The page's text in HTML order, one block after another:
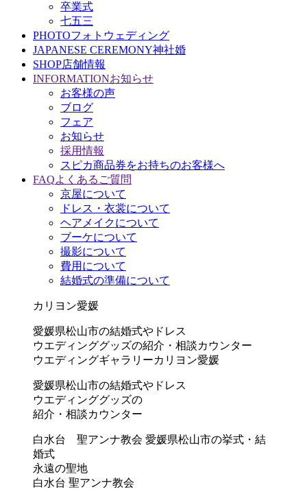
卒業式
七五三
PHOTOフォトウェディング
JAPANESE CEREMONY神社婚
SHOP店舗情報
INFORMATIONお知らせ
お客様の声
ブログ
フェア
お知らせ
採用情報
スピカ商品券をお持ちのお客様へ
FAQよくあるご質問
京屋について
ドレス・衣裳について
ヘアメイクについて
ブーケについて
撮影について
費用について
結婚式の準備について
カリヨン愛媛
愛媛県松山市の結婚式やドレス
ウエディンググッズの紹介・相談カウンター
ウエディングギャラリーカリヨン愛媛
愛媛県松山市の結婚式やドレス
ウエディンググッズの
紹介・相談カウンター
白水台 聖アンナ教会 愛媛県松山市の挙式・結
婚式
永遠の聖地
白水台 聖アンナ教会